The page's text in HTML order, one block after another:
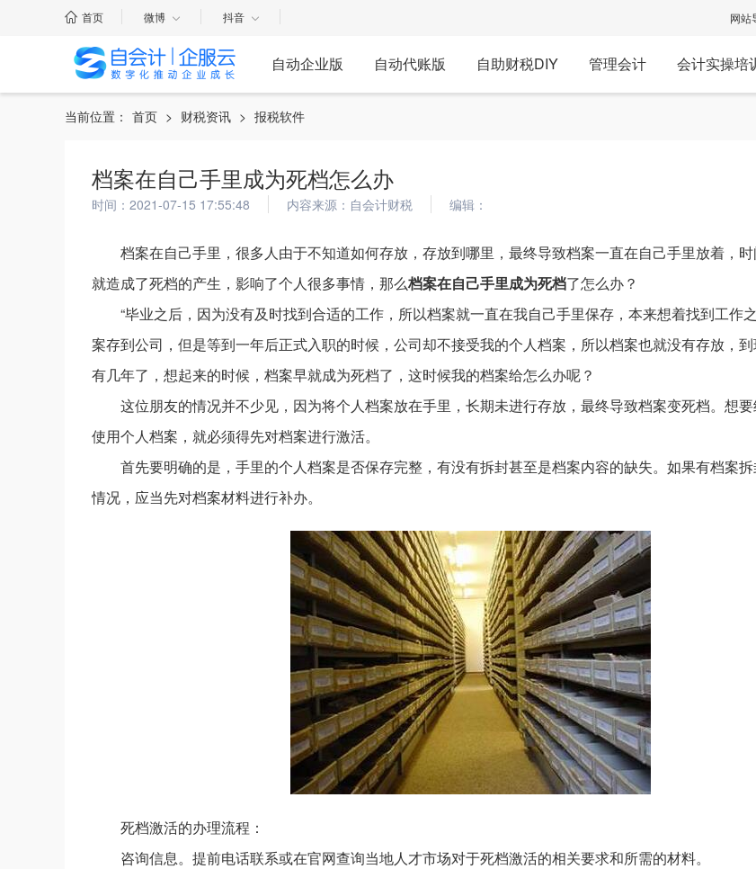
首页 微博 抖音 网站
自动企业版 自动代账版 自助财税DIY 管理会计 会计实操培
当前位置： 首页 > 财税资讯 > 报税软件
档案在自己手里成为死档怎么办
时间：2021-07-15 17:55:48 内容来源：自会计财税 编辑：
档案在自己手里，很多人由于不知道如何存放，存放到哪里，最终导致档案一直在自己手里放着，
就造成了死档的产生，影响了个人很多事情，那么档案在自己手里成为死档了怎么办？
“毕业之后，因为没有及时找到合适的工作，所以档案就一直在我自己手里保存，本来想着找到工作
案存到公司，但是等到一年后正式入职的时候，公司却不接受我的个人档案，所以档案也就没有存放，
有几年了，想起来的时候，档案早就成为死档了，这时候我的档案给怎么办呢？
这位朋友的情况并不少见，因为将个人档案放在手里，长期未进行存放，最终导致档案变死档。想
使用个人档案，就必须得先对档案进行激活。
首先要明确的是，手里的个人档案是否保存完整，有没有拆封甚至是档案内容的缺失。如果有档案
情况，应当先对档案材料进行补办。
死档激活的办理流程：
咨询信息。提前电话联系或在官网查询当地人才市场对于死档激活的相关要求和所需的材料。